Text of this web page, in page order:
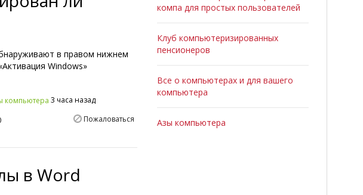
в правом нижнем
Windows»
компьютера 3 часа назад
Пожаловаться
в Word
компа для простых пользователей
Клуб компьютеризированных
пенсионеров
Все о компьютерах и для вашего
компьютера
Азы компьютера